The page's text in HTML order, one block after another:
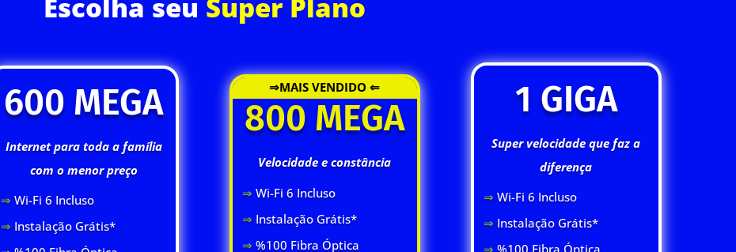
Escolha seu Super Plano
600 MEGA
Internet para toda a família
com o menor preço
⇒ Wi-Fi 6 Incluso
⇒ Instalação Grátis*
⇒MAIS VENDIDO ⇐
800 MEGA
Velocidade e constância
⇒ Wi-Fi 6 Incluso
⇒ Instalação Grátis*
⇒ %100 Fibra Óptica
1 GIGA
Super velocidade que faz a
diferença
⇒ Wi-Fi 6 Incluso
⇒ Instalação Grátis*